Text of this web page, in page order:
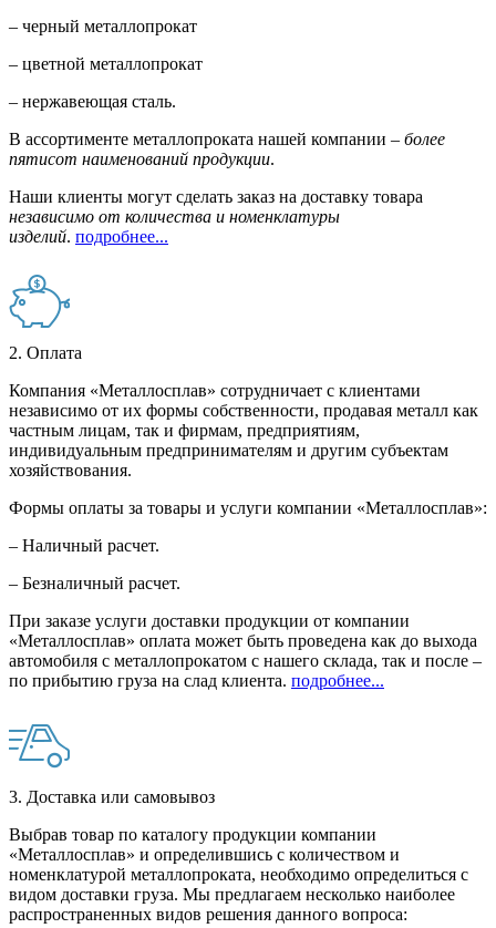
– черный металлопрокат
– цветной металлопрокат
– нержавеющая сталь.
В ассортименте металлопроката нашей компании – более
пятисот наименований продукции.
Наши клиенты могут сделать заказ на доставку товара
независимо от количества и номенклатуры
изделий. подробнее...
2. Оплата
Компания «Металлосплав» сотрудничает с клиентами
независимо от их формы собственности, продавая металл как
частным лицам, так и фирмам, предприятиям,
индивидуальным предпринимателям и другим субъектам
хозяйствования.
Формы оплаты за товары и услуги компании «Металлосплав»:
– Наличный расчет.
– Безналичный расчет.
При заказе услуги доставки продукции от компании
«Металлосплав» оплата может быть проведена как до выхода
автомобиля с металлопрокатом с нашего склада, так и после –
по прибытию груза на слад клиента. подробнее...
3. Доставка или самовывоз
Выбрав товар по каталогу продукции компании
«Металлосплав» и определившись с количеством и
номенклатурой металлопроката, необходимо определиться с
видом доставки груза. Мы предлагаем несколько наиболее
распространенных видов решения данного вопроса: